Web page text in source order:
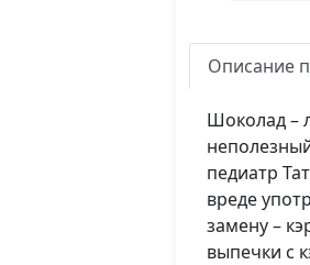
Описание
Шоколад –
педиатр
вреде
замену –
выпечки с